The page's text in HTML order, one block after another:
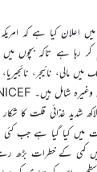
کر رہا ہے تاکہ
مالی، نائیجر، نائجیریا،
گا۔ اس امداد کا ہدف تقریباً ۱۰؍لاکھ شدید
کیا گیا ہے جب کئی
میں کمی کے خطرات بڑھ